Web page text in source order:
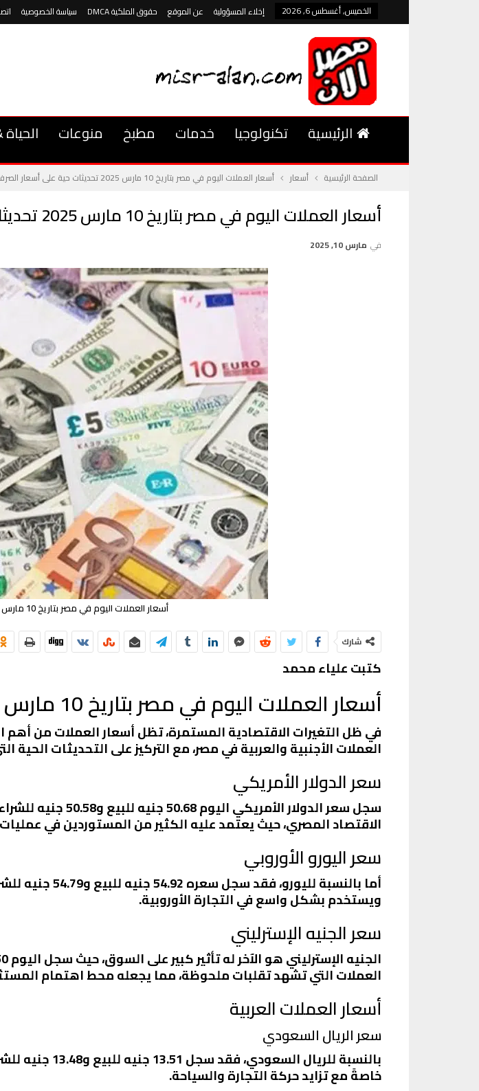
الخميس, أغسطس 6, 2026 إخلاء المسؤولية عن الموقع حقوق الملكية DMCA سياسة الخصوصية
الرئيسية تكنولوجيا خدمات مطبخ منوعات
الصفحة الرئيسية أسعار أسعار العملات اليوم في مصر بتاريخ 10 مارس 2025 تحديثات حية على أسعار الصرف
أسعار العملات اليوم في مصر بتاريخ 10 مارس 2025 تحديثات حية على أسعار الصرف
في مارس 10, 2025
أسعار العملات اليوم في مصر بتاريخ 10 مارس 2025 تحديثات حية على أسعار الصرف
شارك
كتبت علياء محمد
أسعار العملات اليوم في مصر بتاريخ 10 مارس 2025
في ظل التغيرات الاقتصادية المستمرة، تظل أسعار العملات من
العملات الأجنبية والعربية في مصر، مع التركيز على التحديثات الحية
سعر الدولار الأمريكي
سجل سعر الدولار
الاقتصاد المصري، حيث يعتمد عليه الكثير من المستوردين في عمليات
سعر اليورو الأوروبي
أما بالنسبة
ويستخدم بشكل واسع في التجارة الأوروبية.
سعر الجنيه الإسترليني
العملات التي تشهد تقلبات ملحوظة، مما يجعله محط اهتمام
أسعار العملات العربية
سعر الريال السعودي
بالنسبة
خاصةً مع تزايد حركة التجارة والسياحة.